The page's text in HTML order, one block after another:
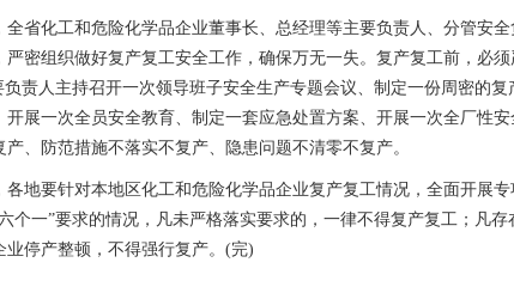
化工和危险化学品企业董事长、总经理等主要负责人、分管安全
密组织做好复产复工安全工作，确保万无一失。复产复工前，必须
负责人主持召开一次领导班子安全生产专题会议、制定一份周密的复
展一次全员安全教育、制定一套应急处置方案、开展一次全厂性安
、防范措施不落实不复产、隐患问题不清零不复产。
要针对本地区化工和危险化学品企业复产复工情况，全面开展专
个一”要求的情况，凡未严格落实要求的，一律不得复产复工；凡存
停产整顿，不得强行复产。(完)